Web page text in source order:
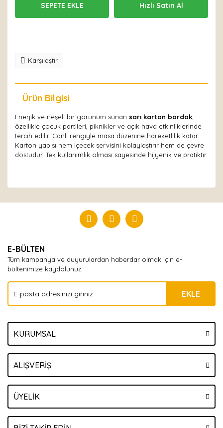
SEPETE EKLE Hızlı Satın Al
Karşılaştır
Ürün Bilgisi
Enerjik ve neşeli bir görünüm sunan sarı karton bardak
özellikle çocuk partileri, piknikler ve açık hava etkinliklerinde
tercih edilir. Canlı rengiyle masa düzenine hareketlilik katar.
Karton yapısı hem içecek servisini kolaylaştırır hem de çevre
dostudur. Tek kullanımlık olması sayesinde hijyenik ve pratiktir.
Yorum Yaz
E-BÜLTEN
Tüm kampanya ve duyurulardan haberdar olmak için e-
bültenimize kaydolunuz.
EKLE
KURUMSAL
ALIŞVERİŞ
ÜYELİK